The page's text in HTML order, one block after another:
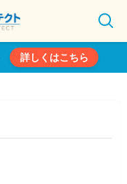
詳しくはこちら